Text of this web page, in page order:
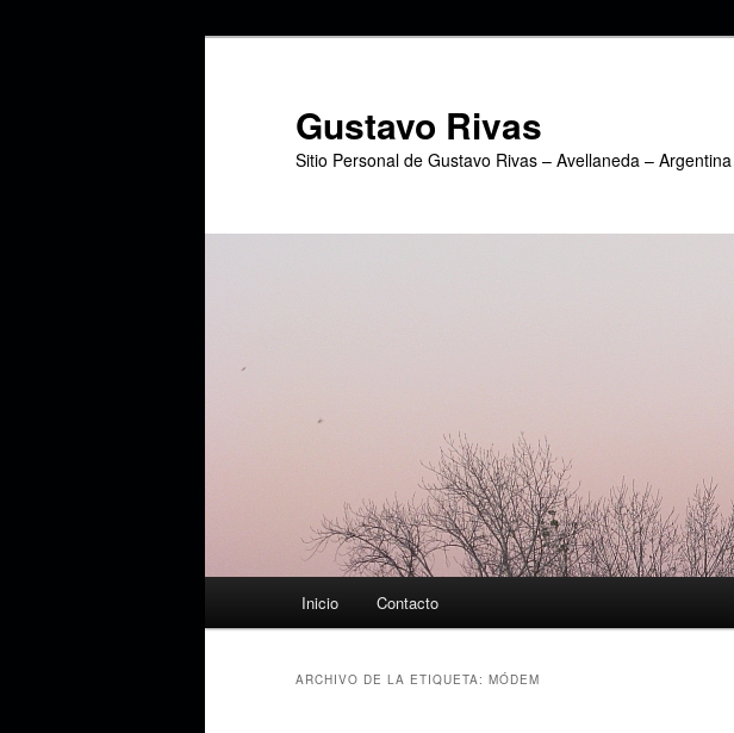
Gustavo Rivas
Sitio Personal de Gustavo Rivas – Avellaneda – Argentina
Inicio Contacto
ARCHIVO DE LA ETIQUETA: MÓDEM